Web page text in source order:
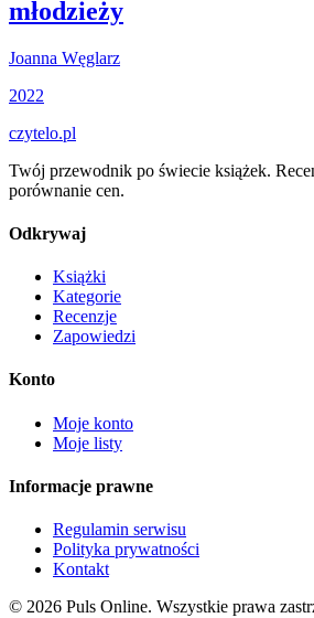
młodzieży
Joanna Węglarz
2022
czytelo.pl
Twój przewodnik po świecie książek.
porównanie cen.
Odkrywaj
Książki
Kategorie
Recenzje
Zapowiedzi
Konto
Moje konto
Moje listy
Informacje prawne
Regulamin serwisu
Polityka prywatności
Kontakt
© 2026 Puls Online. Wszystkie prawa